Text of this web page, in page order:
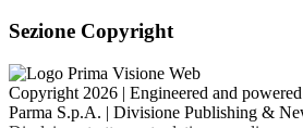
Sezione Copyright
Copyright 2026 | Engineered and
Parma S.p.A. | Divisione Publishing &